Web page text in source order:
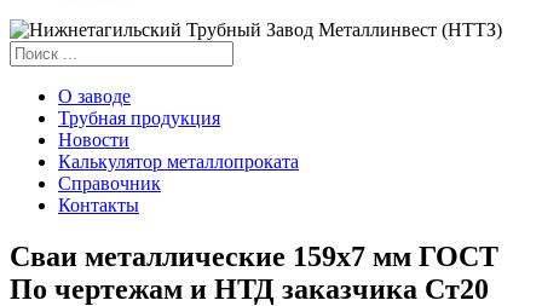
О заводе
Трубная продукция
Новости
Калькулятор металлопроката
Справочник
Контакты
Сваи металлические 159x7 мм ГОСТ
По чертежам и НТД заказчика Ст20